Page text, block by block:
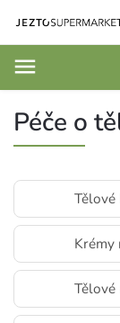
Péče o
Tělové
Krémy
Tělové